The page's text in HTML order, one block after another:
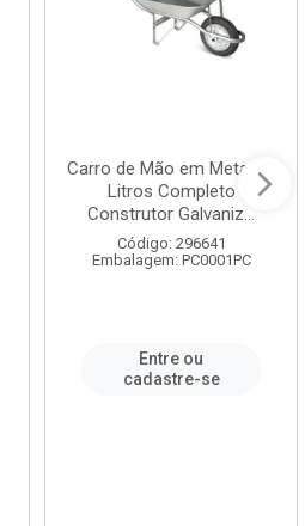
Carro de Mão em Metal 60
Litros Completo
Construtor Galvaniz...
Código: 296641
Embalagem: PC0001PC
Entre ou
cadastre-se